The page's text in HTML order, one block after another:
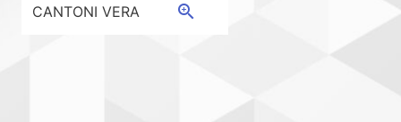
CANTONI VERA zoom_in